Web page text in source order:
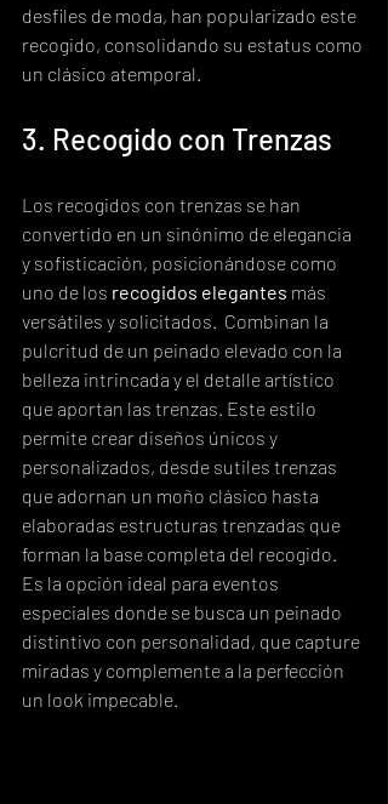
desfiles de moda, han popularizado este
recogido, consolidando su estatus como
un clásico atemporal.
3. Recogido con Trenzas
Los recogidos con trenzas se han
convertido en un sinónimo de elegancia
y sofisticación, posicionándose como
uno de los recogidos elegantes más
versátiles y solicitados.  Combinan la
pulcritud de un peinado elevado con la
belleza intrincada y el detalle artístico
que aportan las trenzas. Este estilo
permite crear diseños únicos y
personalizados, desde sutiles trenzas
que adornan un moño clásico hasta
elaboradas estructuras trenzadas que
forman la base completa del recogido.
Es la opción ideal para eventos
especiales donde se busca un peinado
distintivo con personalidad, que capture
miradas y complemente a la perfección
un look impecable.